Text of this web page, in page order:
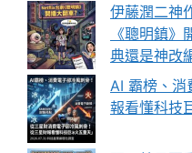
伊藤潤二神
《聰明鎮
典還是神改
AI 霸榜、消
報看懂科技